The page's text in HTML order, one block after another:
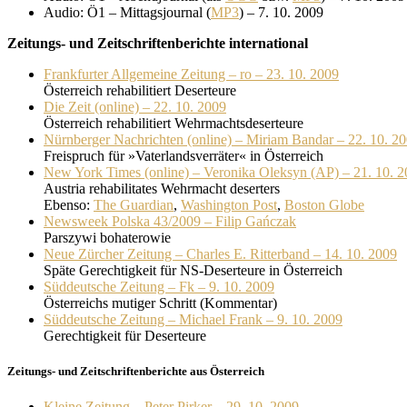
Audio: Ö1 – Mittagsjournal (MP3) – 7. 10. 2009
Zeitungs- und Zeitschriftenberichte international
Frankfurter Allgemeine Zeitung – ro – 23. 10. 2009
Österreich rehabilitiert Deserteure
Die Zeit (online) – 22. 10. 2009
Österreich rehabilitiert Wehrmachtsdeserteure
Nürnberger Nachrichten (online) – Miriam Bandar – 22. 10.
Freispruch für »Vaterlandsverräter« in Österreich
New York Times (online) – Veronika Oleksyn (AP) – 21. 10.
Austria rehabilitates Wehrmacht deserters
Ebenso: The Guardian, Washington Post, Boston Globe
Newsweek Polska 43/2009 – Filip Gańczak
Parszywi bohaterowie
Neue Zürcher Zeitung – Charles E. Ritterband – 14. 10. 2009
Späte Gerechtigkeit für NS-Deserteure in Österreich
Süddeutsche Zeitung – Fk – 9. 10. 2009
Österreichs mutiger Schritt (Kommentar)
Süddeutsche Zeitung – Michael Frank – 9. 10. 2009
Gerechtigkeit für Deserteure
Zeitungs- und Zeitschriftenberichte aus Österreich